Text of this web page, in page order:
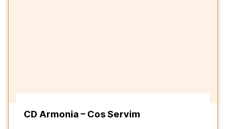
CD Armonia – Cos Servim